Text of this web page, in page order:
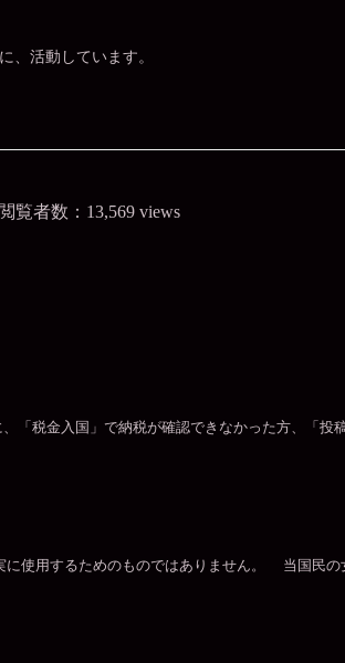
、活動しています。
覧者数：13,569 views
税金入国」で納税が確認できなかった方、「投
用するためのものではありません。 当国民の